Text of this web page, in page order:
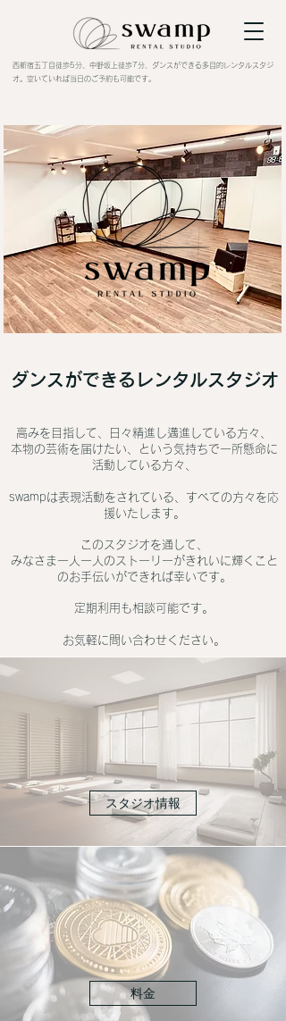
​西新宿五丁目徒歩5分、中野坂上徒歩7分、ダンスができる多目的レンタルスタジ
オ。空いていれば当日のご予約も可能です。
ダンスができるレンタルスタジオ
高みを目指して、日々精進し邁進している方々、
本物の芸術を届けたい、という気持ちで一所懸命に
活動している方々、
swampは表現活動をされている、すべての方々を応
援いたします。
このスタジオを通して、
みなさま一人一人のストーリーがきれいに輝くこと
のお手伝いができれば幸いです。
定期利用も相談可能です。
お気軽に問い合わせください。
スタジオ情報
料金